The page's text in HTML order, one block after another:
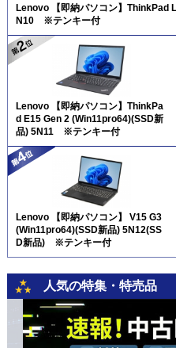
Lenovo 【即納パソコン】ThinkPad
N10 ※テンキー付
Lenovo 【即納パソコン】ThinkPa
d E15 Gen 2 (Win11pro64)(SSD新
品) 5N11 ※テンキー付
Lenovo 【即納パソコン】 V15 G3
(Win11pro64)(SSD新品) 5N12(SS
D新品) ※テンキー付
人気の特集・特売品